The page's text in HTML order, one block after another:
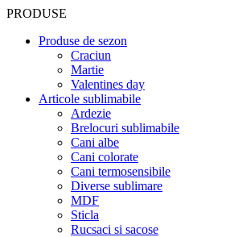
PRODUSE
Produse de sezon
Craciun
Martie
Valentines day
Articole sublimabile
Ardezie
Brelocuri sublimabile
Cani albe
Cani colorate
Cani termosensibile
Diverse sublimare
MDF
Sticla
Rucsaci si sacose